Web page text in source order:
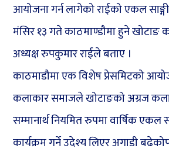
आयोजना गर्न लागेको राईको एकल
मंसिर १३ गते काठमाण्डौमा हुने
अध्यक्ष रुपकुमार राईले बताए ।
काठमाडौमा एक विशेष प्रेसमिटको
कलाकार समाजले खोटाङको अग्रज
सम्मानार्थ नियमित रुपमा वार्षिक
कार्यक्रम गर्ने उदेश्य लिएर अगाडी